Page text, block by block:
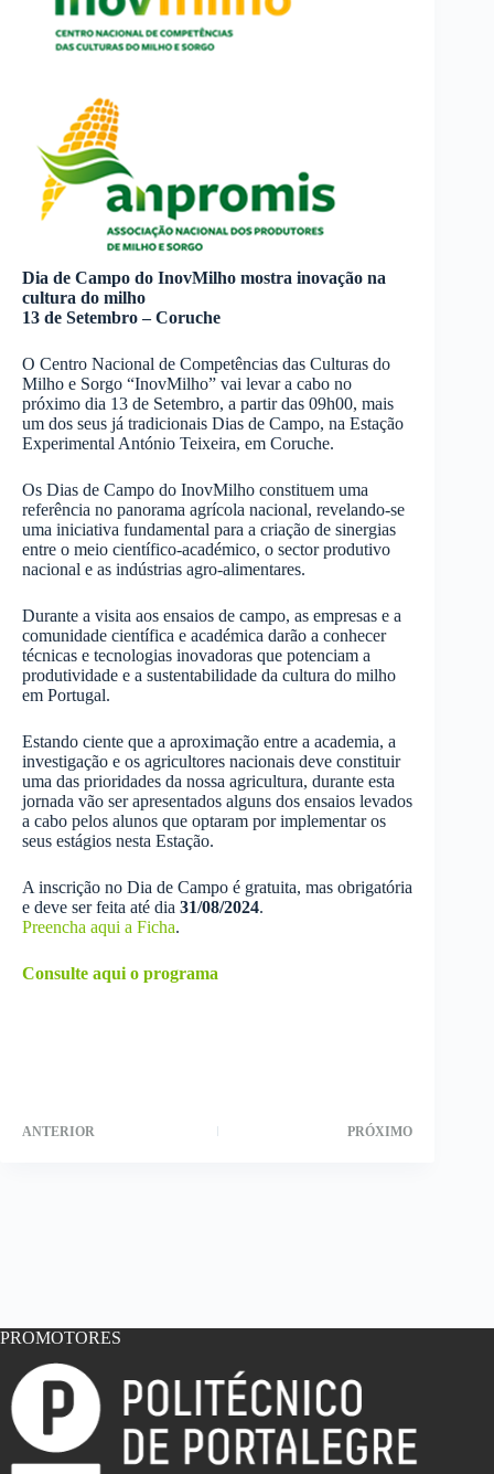
Dia de Campo do InovMilho mostra inovação na
cultura do milho
13 de Setembro – Coruche
O Centro Nacional de Competências das Culturas do
Milho e Sorgo “InovMilho” vai levar a cabo no
próximo dia 13 de Setembro, a partir das 09h00, mais
um dos seus já tradicionais Dias de Campo, na Estação
Experimental António Teixeira, em Coruche.
Os Dias de Campo do InovMilho constituem uma
referência no panorama agrícola nacional, revelando-se
uma iniciativa fundamental para a criação de sinergias
entre o meio científico-académico, o sector produtivo
nacional e as indústrias agro-alimentares.
Durante a visita aos ensaios de campo, as empresas e a
comunidade científica e académica darão a conhecer
técnicas e tecnologias inovadoras que potenciam a
produtividade e a sustentabilidade da cultura do milho
em Portugal.
Estando ciente que a aproximação entre a academia, a
investigação e os agricultores nacionais deve constituir
uma das prioridades da nossa agricultura, durante esta
jornada vão ser apresentados alguns dos ensaios levados
a cabo pelos alunos que optaram por implementar os
seus estágios nesta Estação.
A inscrição no Dia de Campo é gratuita, mas obrigatória
e deve ser feita até dia 31/08/2024.
Preencha aqui a Ficha.
Consulte aqui o programa
ANTERIOR PRÓXIMO
PROMOTORES